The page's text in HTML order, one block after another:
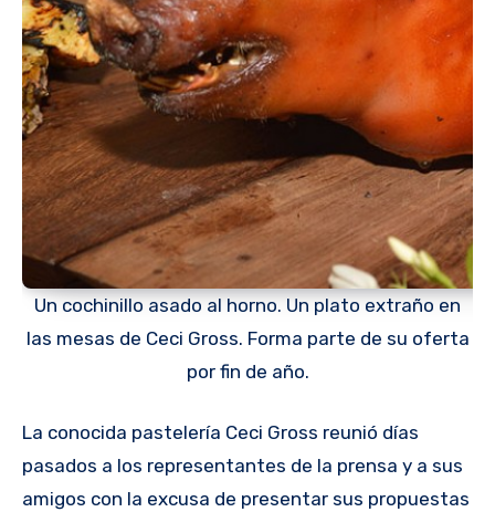
Un cochinillo asado al horno. Un plato extraño en
las mesas de Ceci Gross. Forma parte de su oferta
por fin de año.
La conocida pastelería Ceci Gross reunió días
pasados a los representantes de la prensa y a sus
amigos con la excusa de presentar sus propuestas